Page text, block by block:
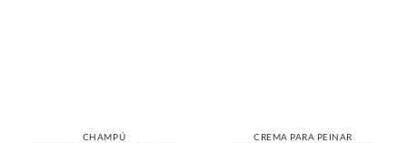
CHAMPÚ CREMA PARA PEINAR